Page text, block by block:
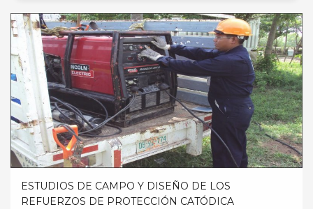
ESTUDIOS DE CAMPO Y DISEÑO DE LOS
REFUERZOS DE PROTECCIÓN CATÓDICA